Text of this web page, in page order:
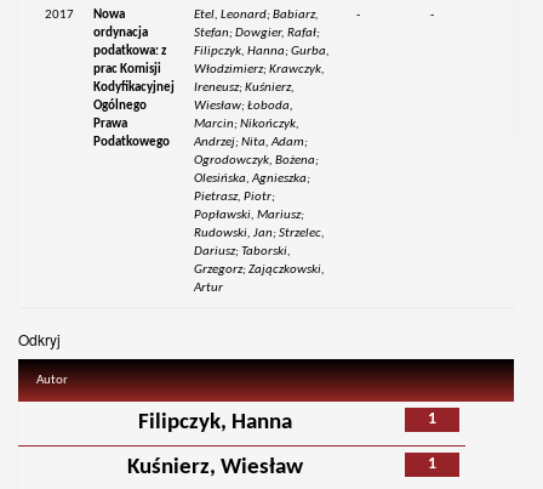
2017
Nowa
ordynacja
podatkowa: z
prac Komisji
Kodyfikacyjnej
Ogólnego
Prawa
Podatkowego
Etel, Leonard; Babiarz,
Stefan; Dowgier, Rafał;
Filipczyk, Hanna; Gurba,
Włodzimierz; Krawczyk,
Ireneusz; Kuśnierz,
Wiesław; Łoboda,
Marcin; Nikończyk,
Andrzej; Nita, Adam;
Ogrodowczyk, Bożena;
Olesińska, Agnieszka;
Pietrasz, Piotr;
Popławski, Mariusz;
Rudowski, Jan; Strzelec,
Dariusz; Taborski,
Grzegorz; Zajączkowski,
Artur
- -
Odkryj
Autor
1
Filipczyk, Hanna
1
Kuśnierz, Wiesław